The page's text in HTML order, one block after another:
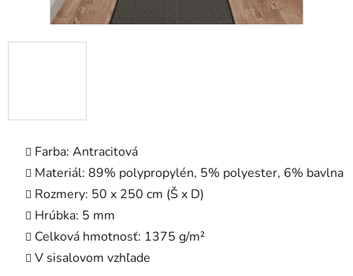
Farba: Antracitová
Materiál: 89% polypropylén, 5% polyester, 6% bavlna
Rozmery: 50 x 250 cm (Š x D)
Hrúbka: 5 mm
Celková hmotnosť: 1375 g/m²
V sisalovom vzhľade